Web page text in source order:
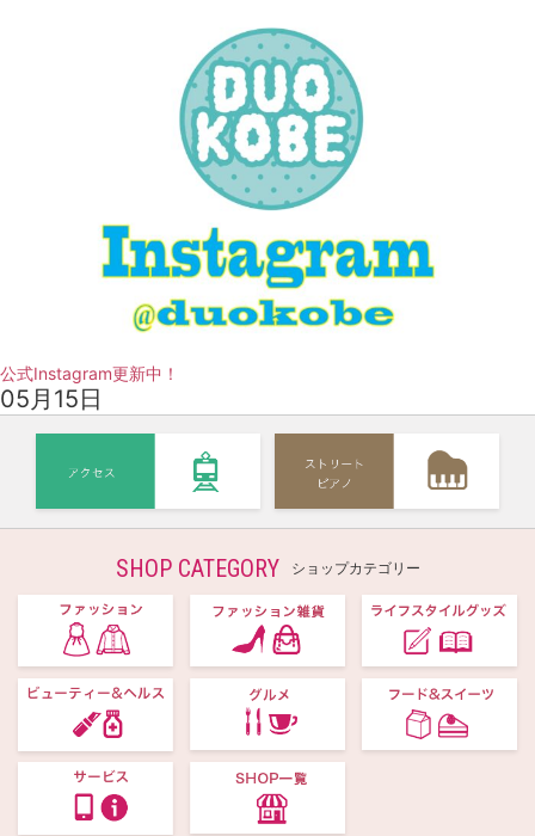
公式Instagram更新中！
05月15日
SHOP CATEGORY ショップカテゴリー